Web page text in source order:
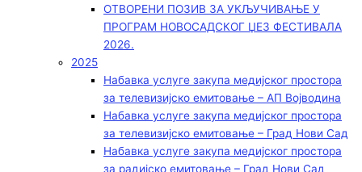
ОТВОРЕНИ ПОЗИВ ЗА УКЉУЧИВАЊЕ У
ПРОГРАМ НОВОСАДСКОГ ЏЕЗ ФЕСТИВАЛА
2026.
2025
Набавка услуге закупа медијског простора
за телевизијско емитовање – АП Војводинa
Набавка услуге закупа медијског простора
за телевизијско емитовање – Град Нови Сад
Набавка услуге закупа медијског простора
за радијско емитовање – Град Нови Сад